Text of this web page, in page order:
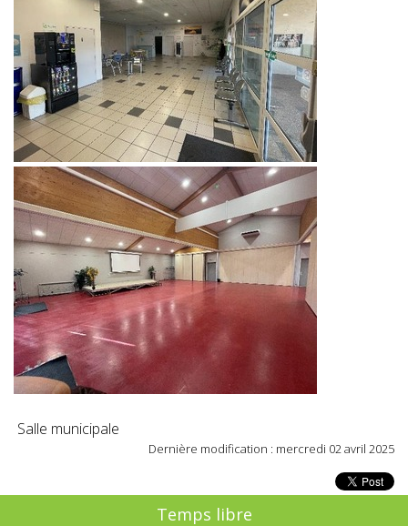
Salle municipale
Dernière modification : mercredi 02 avril 2025
Temps libre